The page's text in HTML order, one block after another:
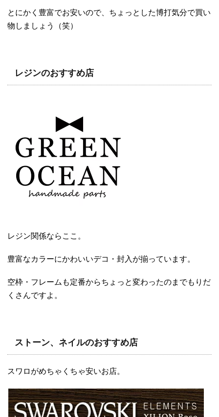
とにかく豊富でお安いので、ちょっとした博打気分で買い
物しましょう（笑）
レジンのおすすめ店
レジン関係ならここ。
豊富なカラーにかわいいデコ・封入が揃っています。
空枠・フレームも定番からちょっと変わったのまでもりだ
くさんですよ。
ストーン、ネイルのおすすめ店
スワロがめちゃくちゃ安いお店。